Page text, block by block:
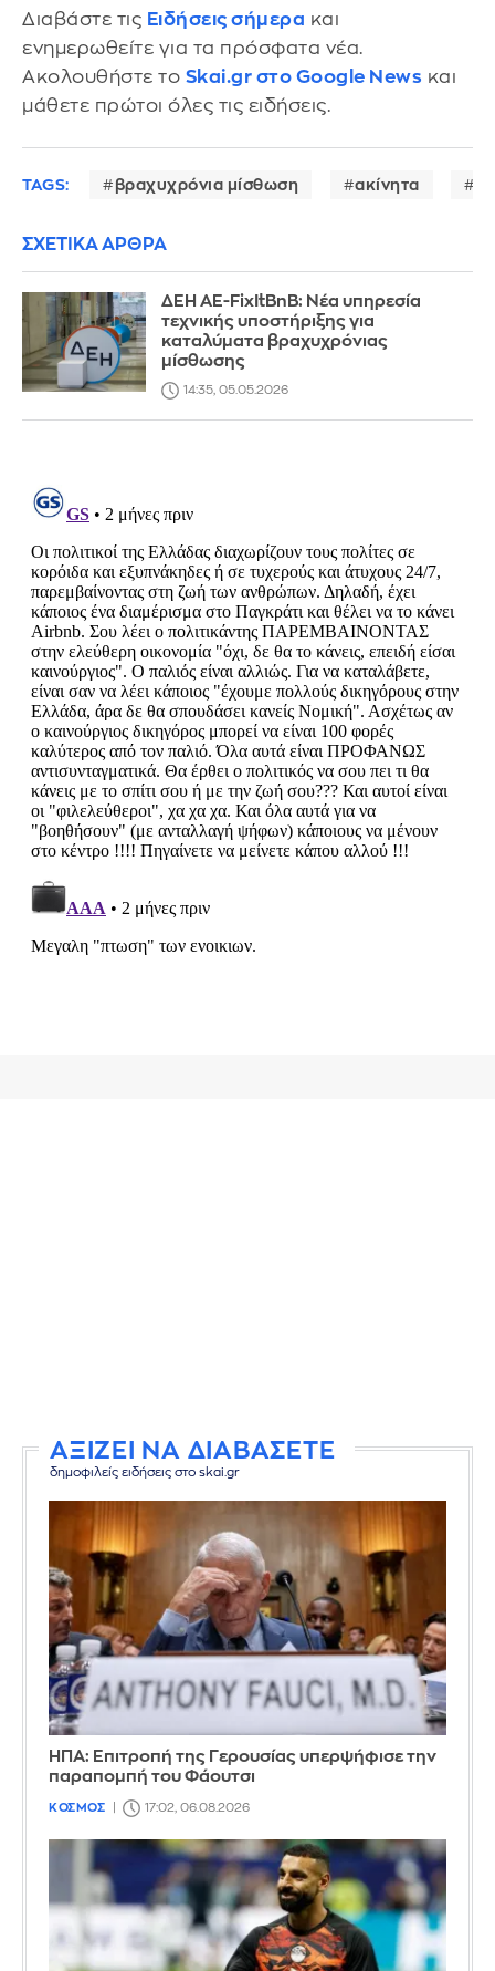
Διαβάστε τις Ειδήσεις σήμερα και
ενημερωθείτε για τα πρόσφατα νέα.
Ακολουθήστε το Skai.gr στο Google News και
μάθετε πρώτοι όλες τις ειδήσεις.
TAGS: βραχυχρόνια μίσθωση ακίνητα
ΣΧΕΤΙΚΑ ΑΡΘΡΑ
ΔΕΗ ΑΕ-FixItBnB: Νέα υπηρεσία
τεχνικής υποστήριξης για
καταλύματα βραχυχρόνιας
μίσθωσης
14:35, 05.05.2026
ΑΞΙΖΕΙ ΝΑ ΔΙΑΒΑΣΕΤΕ
δημοφιλείς ειδήσεις στο skai.gr
ΗΠΑ: Επιτροπή της Γερουσίας υπερψήφισε την
παραπομπή του Φάουτσι
ΚΟΣΜΟΣ 17:02, 06.08.2026